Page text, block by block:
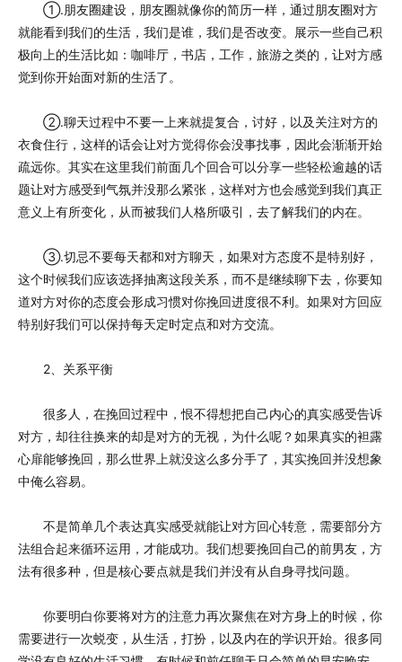
①.朋友圈建设，朋友圈就像你的简历一样，通过朋友圈对方
就能看到我们的生活，我们是谁，我们是否改变。展示一些自己积
极向上的生活比如：咖啡厅，书店，工作，旅游之类的，让对方感
觉到你开始面对新的生活了。
②.聊天过程中不要一上来就提复合，讨好，以及关注对方的
衣食住行，这样的话会让对方觉得你会没事找事，因此会渐渐开始
疏远你。其实在这里我们前面几个回合可以分享一些轻松逾越的话
题让对方感受到气氛并没那么紧张，这样对方也会感觉到我们真正
意义上有所变化，从而被我们人格所吸引，去了解我们的内在。
③.切忌不要每天都和对方聊天，如果对方态度不是特别好，
这个时候我们应该选择抽离这段关系，而不是继续聊下去，你要知
道对方对你的态度会形成习惯对你挽回进度很不利。如果对方回应
特别好我们可以保持每天定时定点和对方交流。
2、关系平衡
很多人，在挽回过程中，恨不得想把自己内心的真实感受告诉
对方，却往往换来的却是对方的无视，为什么呢？如果真实的袒露
心扉能够挽回，那么世界上就没这么多分手了，其实挽回并没想象
中俺么容易。
不是简单几个表达真实感受就能让对方回心转意，需要部分方
法组合起来循环运用，才能成功。我们想要挽回自己的前男友，方
法有很多种，但是核心要点就是我们并没有从自身寻找问题。
你要明白你要将对方的注意力再次聚焦在对方身上的时候，你
需要进行一次蜕变，从生活，打扮，以及内在的学识开始。很多同